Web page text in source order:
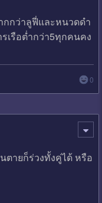
กกว่าลูฟี่และหนวดดำ
เรือต่ำกว่า5ทุกคนคง
0
ายก็ร่วงทั้งคู่ได้ หรือ